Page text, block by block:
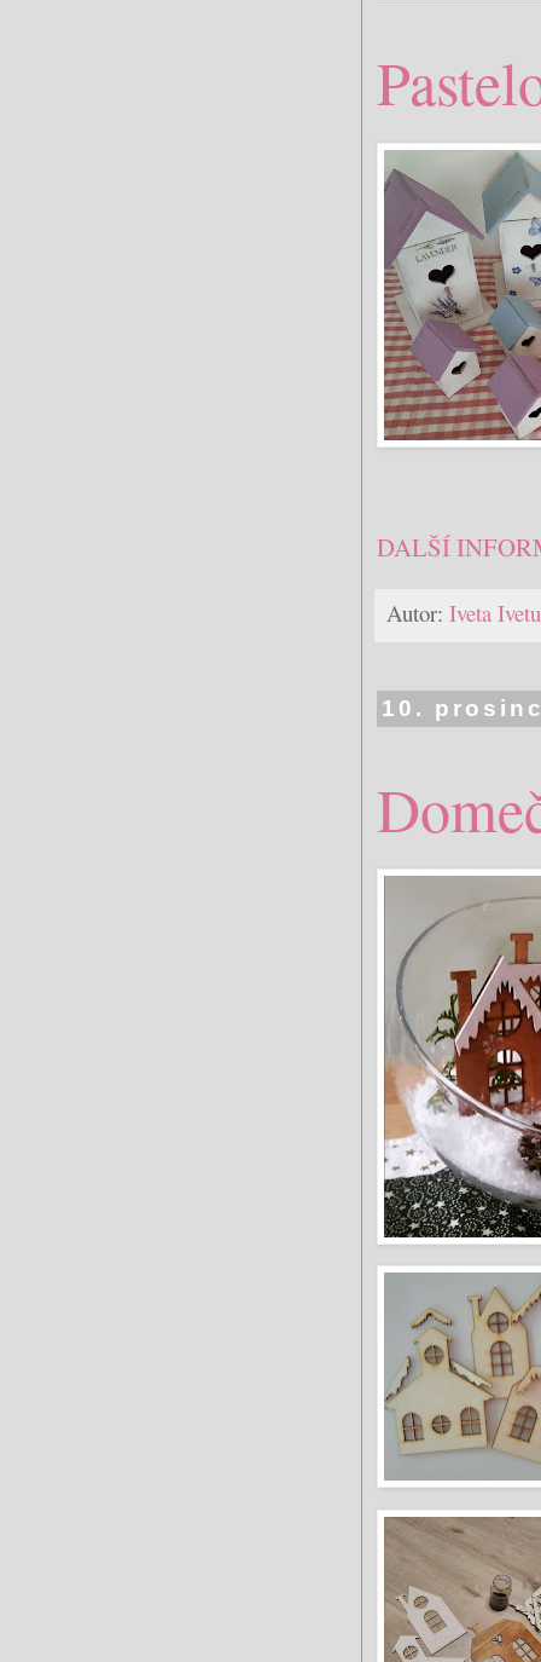
DALŠÍ
Autor: Iveta
10.